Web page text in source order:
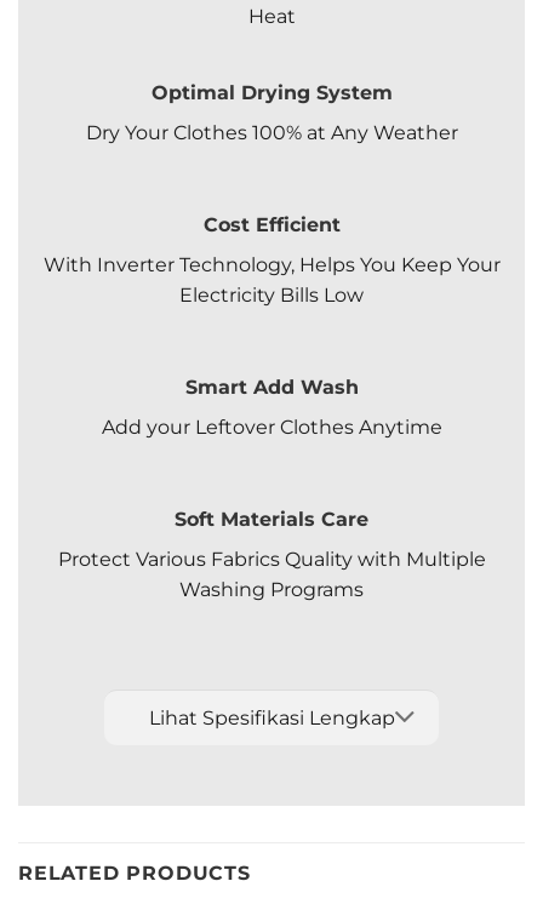
Heat
Optimal Drying System
Dry Your Clothes 100% at Any Weather
Cost Efficient
With Inverter Technology, Helps You Keep Your
Electricity Bills Low
Smart Add Wash
Add your Leftover Clothes Anytime
Soft Materials Care
Protect Various Fabrics Quality with Multiple
Washing Programs
Lihat Spesifikasi Lengkap
RELATED PRODUCTS